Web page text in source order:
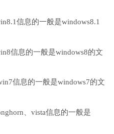
信息的一般是windows8.1
信息的一般是windows8的文
信息的一般是windows7的文
、vista信息的一般是